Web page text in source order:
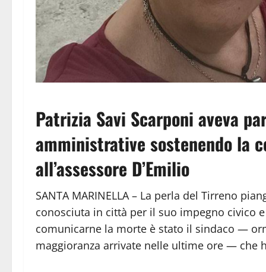
Patrizia Savi Scarponi aveva
amministrative sostenendo la
all’assessore D’Emilio
SANTA MARINELLA – La perla del Tirreno
conosciuta in città per il suo impegno civico
comunicarne la morte è stato il sindaco —
maggioranza arrivate nelle ultime ore — che